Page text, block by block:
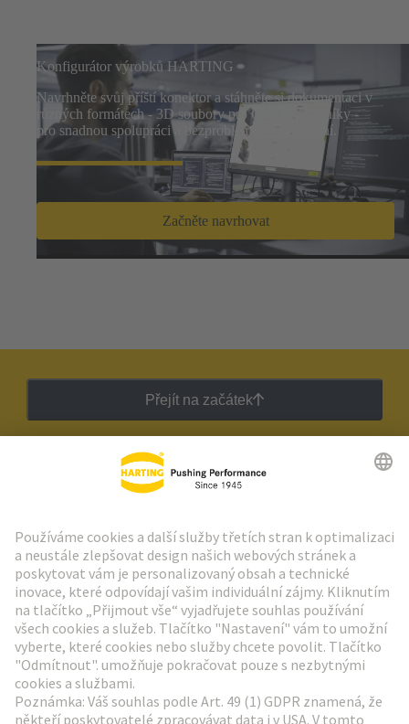
Konfigurátor výrobků HARTING
Navrhněte svůj příští konektor a stáhněte si dokumentaci v
různých formátech - 3D soubory pro CAD, kusovníky -
pro snadnou spolupráci a bezproblémové objednání.
Začněte navrhovat
Přejít na začátek
Zpravodaj HARTING
Přejít na registraci
Social Media